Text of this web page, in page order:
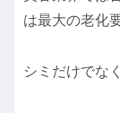
は最大の老化
シミだけでなく